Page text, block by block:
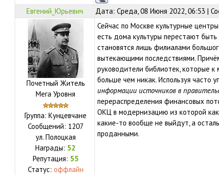
Евгений_Юрьевич Дата: Среда, 08 Июня 2022, 06:53 |
Почетный Житель
Мега Уровня
Группа: Кунцевчане
Сообщений: 1207
ул. Полоцкая
Награды: 52
Репутация: 55
Статус: оффлайн
Сейчас по Москве культурные
есть дома культуры перестают
становятся лишь филиалами
вытекающими последствиями.
руководители библиотек, которые
больше чем никак. Используя часто
информации источников в
перераспределения финансовых
ОКЦ в модернизацию из которой
какие-то вообще не выйдут, а
проданными.